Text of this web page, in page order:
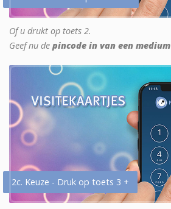
Of u drukt op toets 2.
Geef nu de pincode in van een medium
2c. Keuze - Druk op toets 3 +